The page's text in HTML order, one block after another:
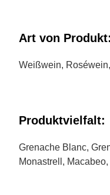
Art von Produkt:
Weißwein,
Produktvielfalt:
Grenache Blanc,
Monastrell,